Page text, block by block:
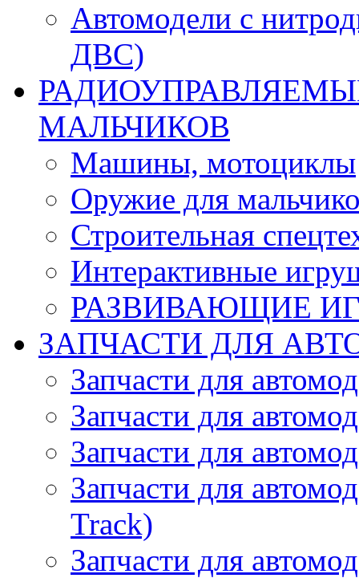
Автомодели с
ДВС)
МАЛЬЧИКОВ
Машины, мотоциклы
Оружие для
Строительная
Интерактивные
РАЗВИВАЮЩИЕ
ЗАПЧАСТИ ДЛЯ
Запчасти для
Запчасти для
Запчасти для
Запчасти для
Track)
Запчасти для